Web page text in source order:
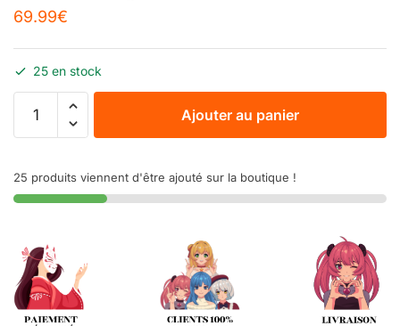
69.99€
25 en stock
Ajouter au panier
25 produits viennent d'être ajouté sur la boutique !